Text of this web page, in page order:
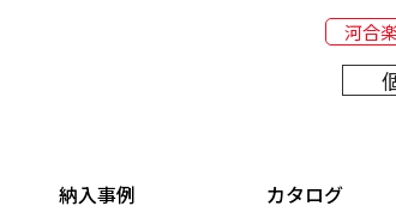
河合
納入事例 カタログ